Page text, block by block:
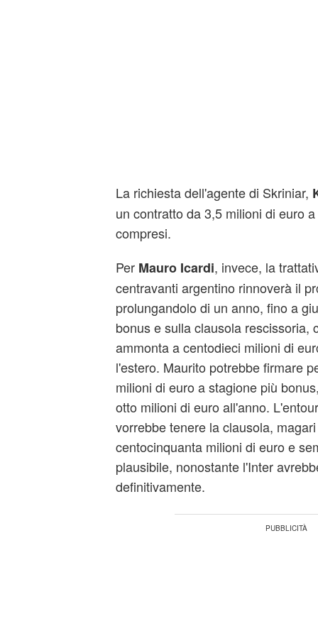
La richiesta dell'agente di Skriniar,
un contratto da 3,5 milioni di euro
compresi.
Per Mauro Icardi, invece, la
centravanti argentino rinnoverà il
prolungandolo di un anno, fino a
bonus e sulla clausola rescissoria,
ammonta a centodieci milioni di
l'estero. Maurito potrebbe firmare
milioni di euro a stagione più
otto milioni di euro all'anno.
vorrebbe tenere la clausola,
centocinquanta milioni di euro e
plausibile, nonostante l'Inter
definitivamente.